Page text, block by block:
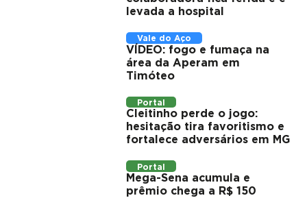
levada a hospital
Vale do Aço
VÍDEO: fogo e fumaça na
área da Aperam em
Timóteo
Portal
Cleitinho perde o jogo:
hesitação tira favoritismo e
fortalece adversários em MG
Portal
Mega-Sena acumula e
prêmio chega a R$ 150